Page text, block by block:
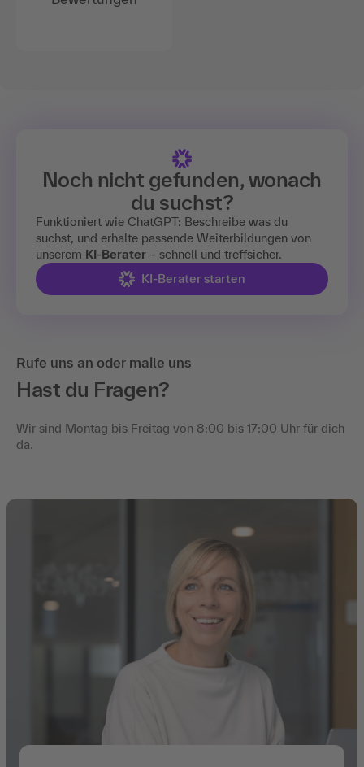
Noch nicht gefunden, wonach
du suchst?
Funktioniert wie ChatGPT: Beschreibe was du
suchst, und erhalte passende Weiterbildungen von
unserem KI-Berater – schnell und treffsicher.
KI-Berater starten
Rufe uns an oder maile uns
Hast du Fragen?
Wir sind Montag bis Freitag von 8:00 bis 17:00 Uhr für dich
da.